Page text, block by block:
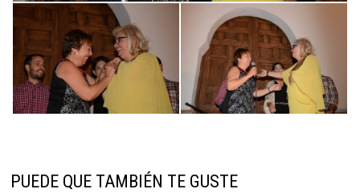
PUEDE QUE TAMBIÉN TE GUSTE